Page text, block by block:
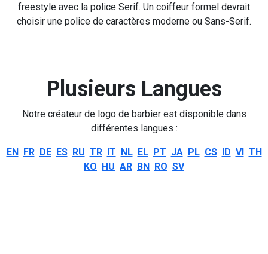
freestyle avec la police Serif. Un coiffeur formel devrait
choisir une police de caractères moderne ou Sans-Serif.
Plusieurs Langues
Notre créateur de logo de barbier est disponible dans
différentes langues :
EN FR DE ES RU TR IT NL EL PT JA PL CS ID VI TH
KO HU AR BN RO SV